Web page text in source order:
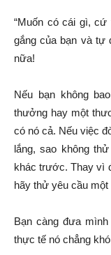
“Muốn có cái gì,
gắng của bạn và tự
nữa!
Nếu bạn không
thưởng hay một
có nó cả. Nếu việc
lắng, sao không
khác trước. Thay vì
hãy thử yêu cầu
Bạn càng đưa
thực tế nó chẳng